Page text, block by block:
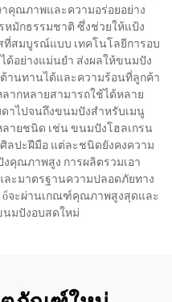
คุณภาพและความอร่อยอย่าง
หมักธรรมชาติ ซึ่งช่วยให้แป้ง
สมบูรณ์แบบ เทคโนโลยีการอบ
อย่างแม่นยำ ส่งผลให้ขนมปัง
านทานได้และความร้อนที่ลูกค้า
ากหลายสามารถใช้ได้หลาย
าไปจนถึงขนมปังสำหรับเมนู
ลายชนิด เช่น ขนมปังโฮลเกรน
ลปะฝีมือ แต่ละชนิดยังคงความ
คุณภาพสูง การผลิตรวมเอา
ะมาตรฐานความปลอดภัยทาง
ổจะผ่านเกณฑ์คุณภาพสูงสุดและ
มปังอบสดใหม่